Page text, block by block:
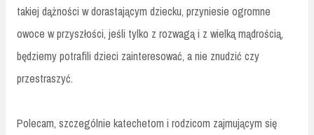
takiej dążności w dorastającym dziecku, przyniesie ogromne
owoce w przyszłości, jeśli tylko z rozwagą i z wielką mądrością,
będziemy potrafili dzieci zainteresować, a nie znudzić czy
przestraszyć.
Polecam, szczególnie katechetom i rodzicom zajmującym się